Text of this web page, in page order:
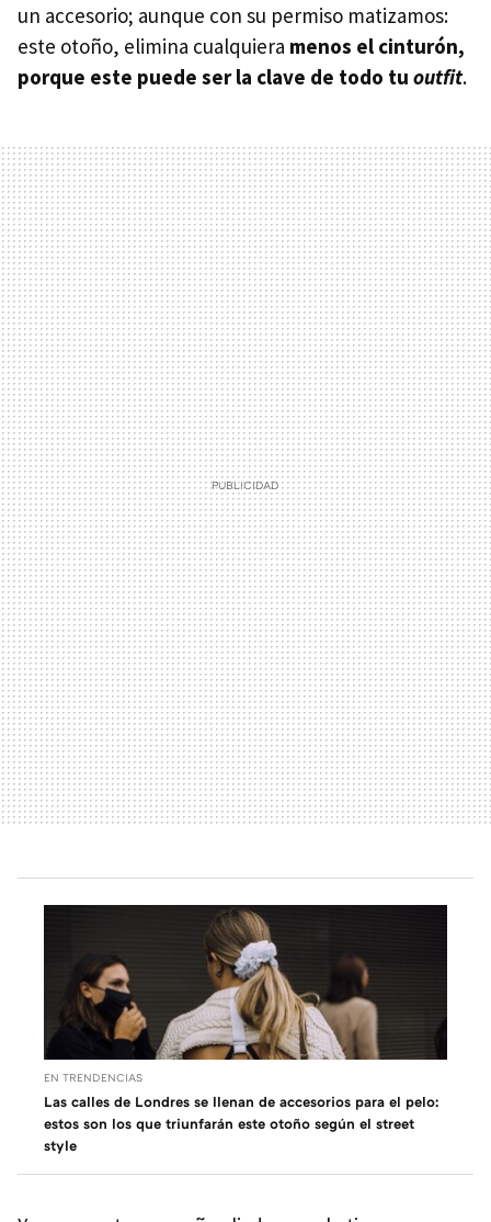
un accesorio; aunque con su permiso matizamos:
este otoño, elimina cualquiera menos el cinturón,
porque este puede ser la clave de todo tu outfit.
EN TRENDENCIAS
Las calles de Londres se llenan de accesorios para el pelo:
estos son los que triunfarán este otoño según el street
style